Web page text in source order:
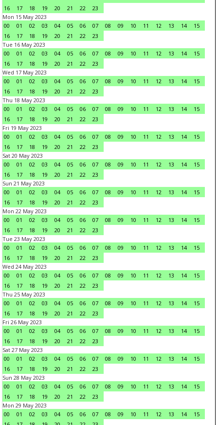
16
17 18 19 20 21 22
23
Mon 15 May 2023
00
01 02 03 04 05 06 07 08 09 10 11 12 13 14
15
16
17 18 19 20 21 22
23
Tue 16 May 2023
00
01 02 03 04 05 06 07 08 09 10 11 12 13 14
15
16
17 18 19 20 21 22
23
Wed 17 May 2023
00
01 02 03 04 05 06 07 08 09 10 11 12 13 14
15
16
17 18 19 20 21 22
23
Thu 18 May 2023
00
01 02 03 04 05 06 07 08 09 10 11 12 13 14
15
16
17 18 19 20 21 22
23
Fri 19 May 2023
00
01 02 03 04 05 06 07 08 09 10 11 12 13 14
15
16
17 18 19 20 21 22
23
Sat 20 May 2023
00
01 02 03 04 05 06 07 08 09 10 11 12 13 14
15
16
17 18 19 20 21 22
23
Sun 21 May 2023
00
01 02 03 04 05 06 07 08 09 10 11 12 13 14
15
16
17 18 19 20 21 22
23
Mon 22 May 2023
00
01 02 03 04 05 06 07 08 09 10 11 12 13 14
15
16
17 18 19 20 21 22
23
Tue 23 May 2023
00
01 02 03 04 05 06 07 08 09 10 11 12 13 14
15
16
17 18 19 20 21 22
23
Wed 24 May 2023
00
01 02 03 04 05 06 07 08 09 10 11 12 13 14
15
16
17 18 19 20 21 22
23
Thu 25 May 2023
00
01 02 03 04 05 06 07 08 09 10 11 12 13 14
15
16
17 18 19 20 21 22
23
Fri 26 May 2023
00
01 02 03 04 05 06 07 08 09 10 11 12 13 14
15
16
17 18 19 20 21 22
23
Sat 27 May 2023
00
01 02 03 04 05 06 07 08 09 10 11 12 13 14
15
16
17 18 19 20 21 22
23
Sun 28 May 2023
00
01 02 03 04 05 06 07 08 09 10 11 12 13 14
15
16
17 18 19 20 21 22
23
Mon 29 May 2023
00
01 02 03 04 05 06 07 08 09 10 11 12 13 14
15